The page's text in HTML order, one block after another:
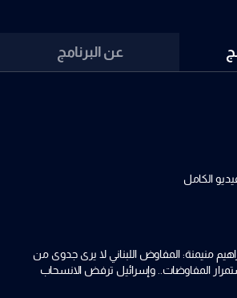
عن البرنامج
الكامل
منيمنة: المفاوض اللبناني لا يرى جدوى من
المفاوضات.. وإسرائيل ترفض الانسحاب